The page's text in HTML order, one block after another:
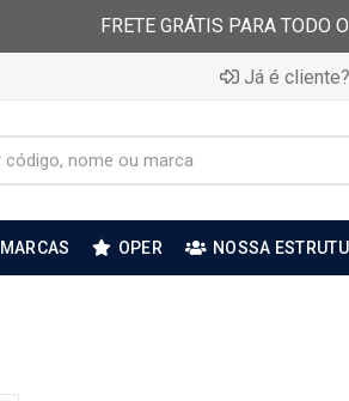
FRETE GRÁTIS PARA TODO
Já é
MARCAS OPER NOSSA